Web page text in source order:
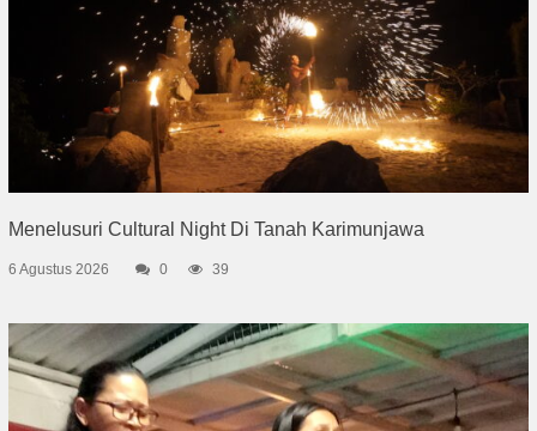
Menelusuri Cultural Night Di Tanah Karimunjawa
6 Agustus 2026 0 39